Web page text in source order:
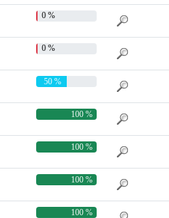
0 %
0 %
50 %
100 %
100 %
100 %
100 %